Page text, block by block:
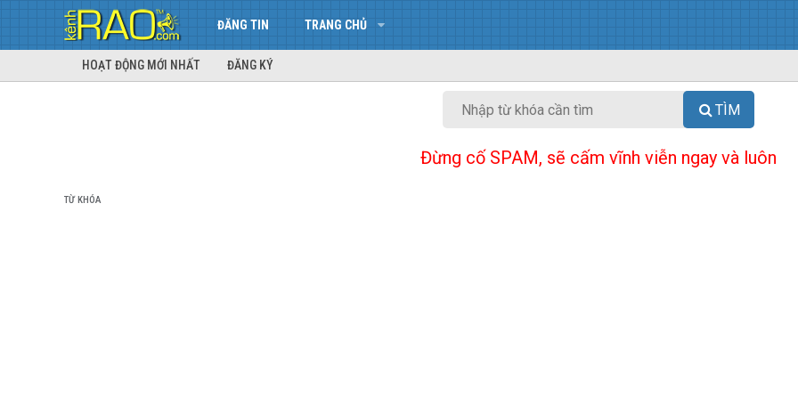
ĐĂNG TIN TRANG CHỦ
HOẠT ĐỘNG MỚI NHẤT ĐĂNG KÝ
TÌM
Đừng cố SPAM, sẽ cấm vĩnh viễn ngay và luôn
TỪ KHÓA